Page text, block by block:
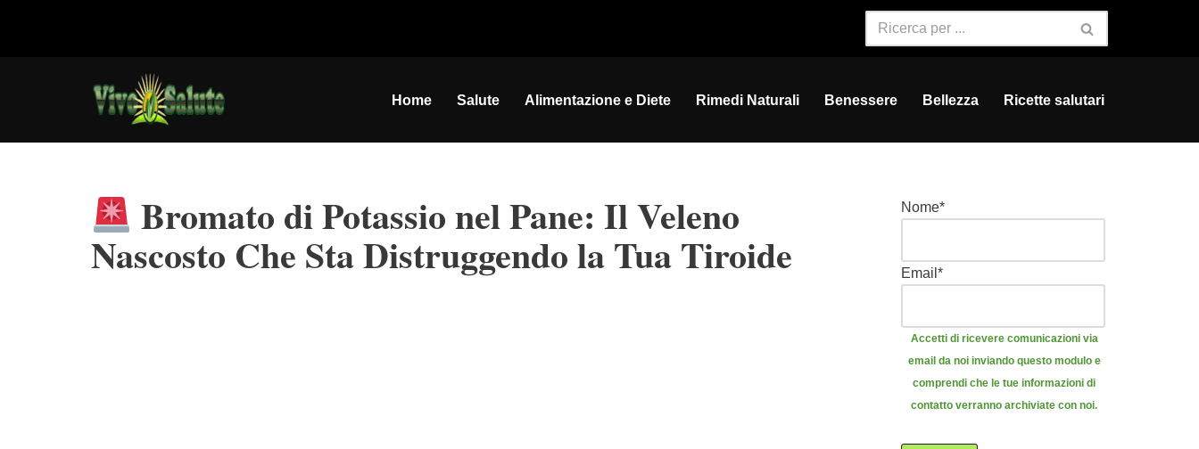
Home Salute Alimentazione e Diete Rimedi Naturali Benessere Bellezza Ricette salutari
Bromato di Potassio nel Pane: Il Veleno
Nascosto Che Sta Distruggendo la Tua Tiroide
Nome*
Email *
Accetti di ricevere comunicazioni via
email da noi inviando questo modulo e
comprendi che le tue informazioni di
contatto verranno archiviate con noi.